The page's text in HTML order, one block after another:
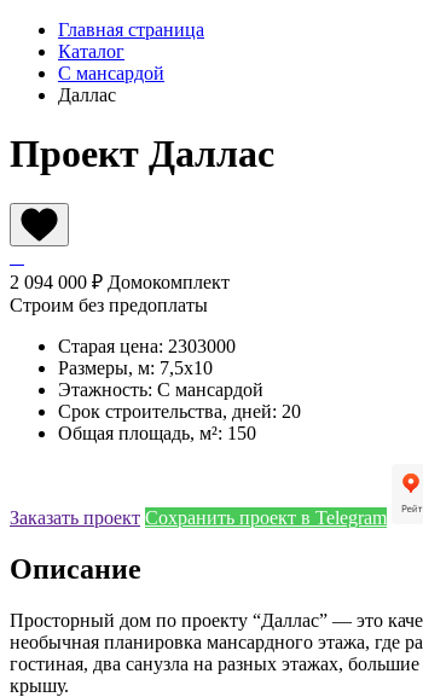
Главная страница
Каталог
С мансардой
Даллас
Проект Даллас
2 094 000 ₽ Домокомплект
Строим без предоплаты
Старая цена: 2303000
Размеры, м: 7,5x10
Этажность: С мансардой
Срок строительства, дней: 20
Общая площадь, м²: 150
Заказать проект Сохранить проект в Telegram
Описание
Просторный дом по проекту “Даллас” — это
необычная планировка мансардного этажа, где
гостиная, два санузла на разных этажах,
крышу.